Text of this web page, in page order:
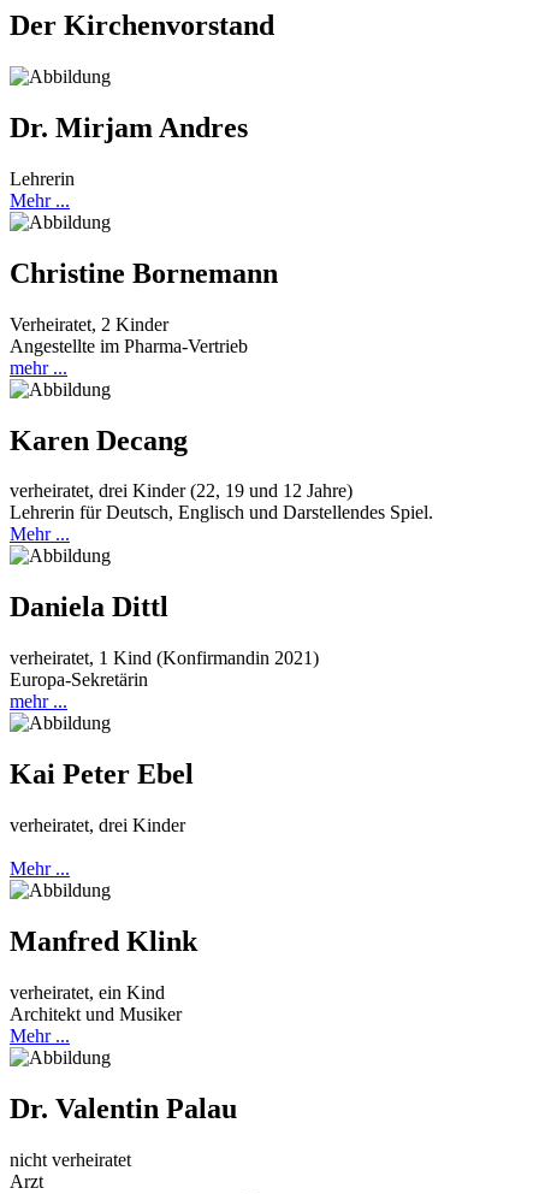
Der Kirchenvorstand
Dr. Mirjam Andres
Lehrerin
Mehr ...
Christine Bornemann
Verheiratet, 2 Kinder
Angestellte im Pharma-Vertrieb
mehr ...
Karen Decang
verheiratet, drei Kinder (22, 19 und 12 Jahre)
Lehrerin für Deutsch, Englisch und Darstellendes Spiel.
Mehr ...
Daniela Dittl
verheiratet, 1 Kind (Konfirmandin 2021)
Europa-Sekretärin
mehr ...
Kai Peter Ebel
verheiratet, drei Kinder
Mehr ...
Manfred Klink
verheiratet, ein Kind
Architekt und Musiker
Mehr ...
Dr. Valentin Palau
nicht verheiratet
Arzt